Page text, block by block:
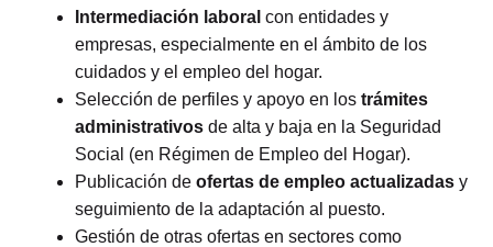
Intermediación laboral con entidades y
empresas, especialmente en el ámbito de los
cuidados y el empleo del hogar.
Selección de perfiles y apoyo en los trámites
administrativos de alta y baja en la Seguridad
Social (en Régimen de Empleo del Hogar).
Publicación de ofertas de empleo actualizadas y
seguimiento de la adaptación al puesto.
Gestión de otras ofertas en sectores como